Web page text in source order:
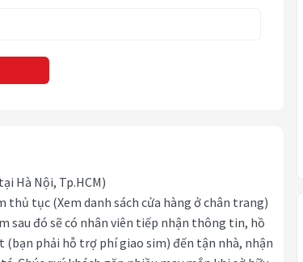
Hà Nội, Tp.HCM)
thủ tục (Xem danh sách cửa hàng ở chân trang)
sau đó sẽ có nhân viên tiếp nhận thông tin, hồ
(bạn phải hỗ trợ phí giao sim) đến tận nhà, nhận